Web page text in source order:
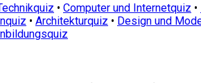
• Computer und Internetquiz •
• Architekturquiz • Design und